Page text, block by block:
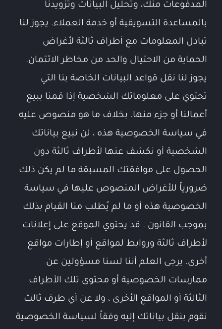
المدفوعات منك، وتحليل البيانات وتزويدنا
بالمساعدة التسويقية أو خدمة العملاء. يجوز لنا
تبادل المعلومات مع أطراف ثالثة لأغراض
الحماية من الاحتيال والحد من مخاطر الائتمان.
يجوز لنا نقل قواعد البيانات الخاصة بنا التي
تحتوي على معلوماتك الشخصية إذا قمنا ببيع
أعمالنا أو جزء منها. بخلاف ما هو منصوص عليه
في سياسة الخصوصية هذه ، لن نبيع بياناتك
الشخصية أو نكشف عنها لأطراف ثالثة دون
الحصول على موافقتك المسبقة ما لم يكن ذلك
ضرورياً للأغراض المنصوص عليها في سياسة
الخصوصية هذه أو ما لم يُطلب منا القيام بذلك
بموجب القانون . قد يحتوي الموقع على إعلانات
لأطراف ثالثة وروابط لمواقع أو إطارات مواقع
أخرى. يرجى العلم أننا لسنا مسؤولين عن
ممارسات الخصوصية أو محتوى تلك الأطراف
الثالثة أو المواقع الأخرى ، ولا عن أي طرف ثالث
نقوم بنقل بياناتك إليه وفقاً لسياسة الخصوصية